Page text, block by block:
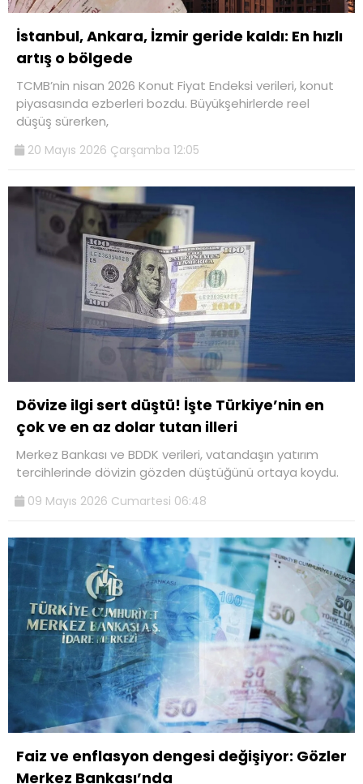
İstanbul, Ankara, İzmir geride kaldı: En hızlı
artış o bölgede
TCMB’nin nisan 2026 Konut Fiyat Endeksi verileri, konut
piyasasında ezberleri bozdu. Büyükşehirlerde reel
düşüş sürerken,
20 Mayıs 2026 Çarşamba 12:05
Dövize ilgi sert düştü! İşte Türkiye’nin en
çok ve en az dolar tutan illeri
Merkez Bankası ve BDDK verileri, vatandaşın yatırım
tercihlerinde dövizin gözden düştüğünü ortaya koydu.
09 Mayıs 2026 Cumartesi 06:48
Faiz ve enflasyon dengesi değişiyor: Gözler
Merkez Bankası’nda